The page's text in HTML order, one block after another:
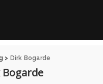
> Dirk Bogarde
Bogarde